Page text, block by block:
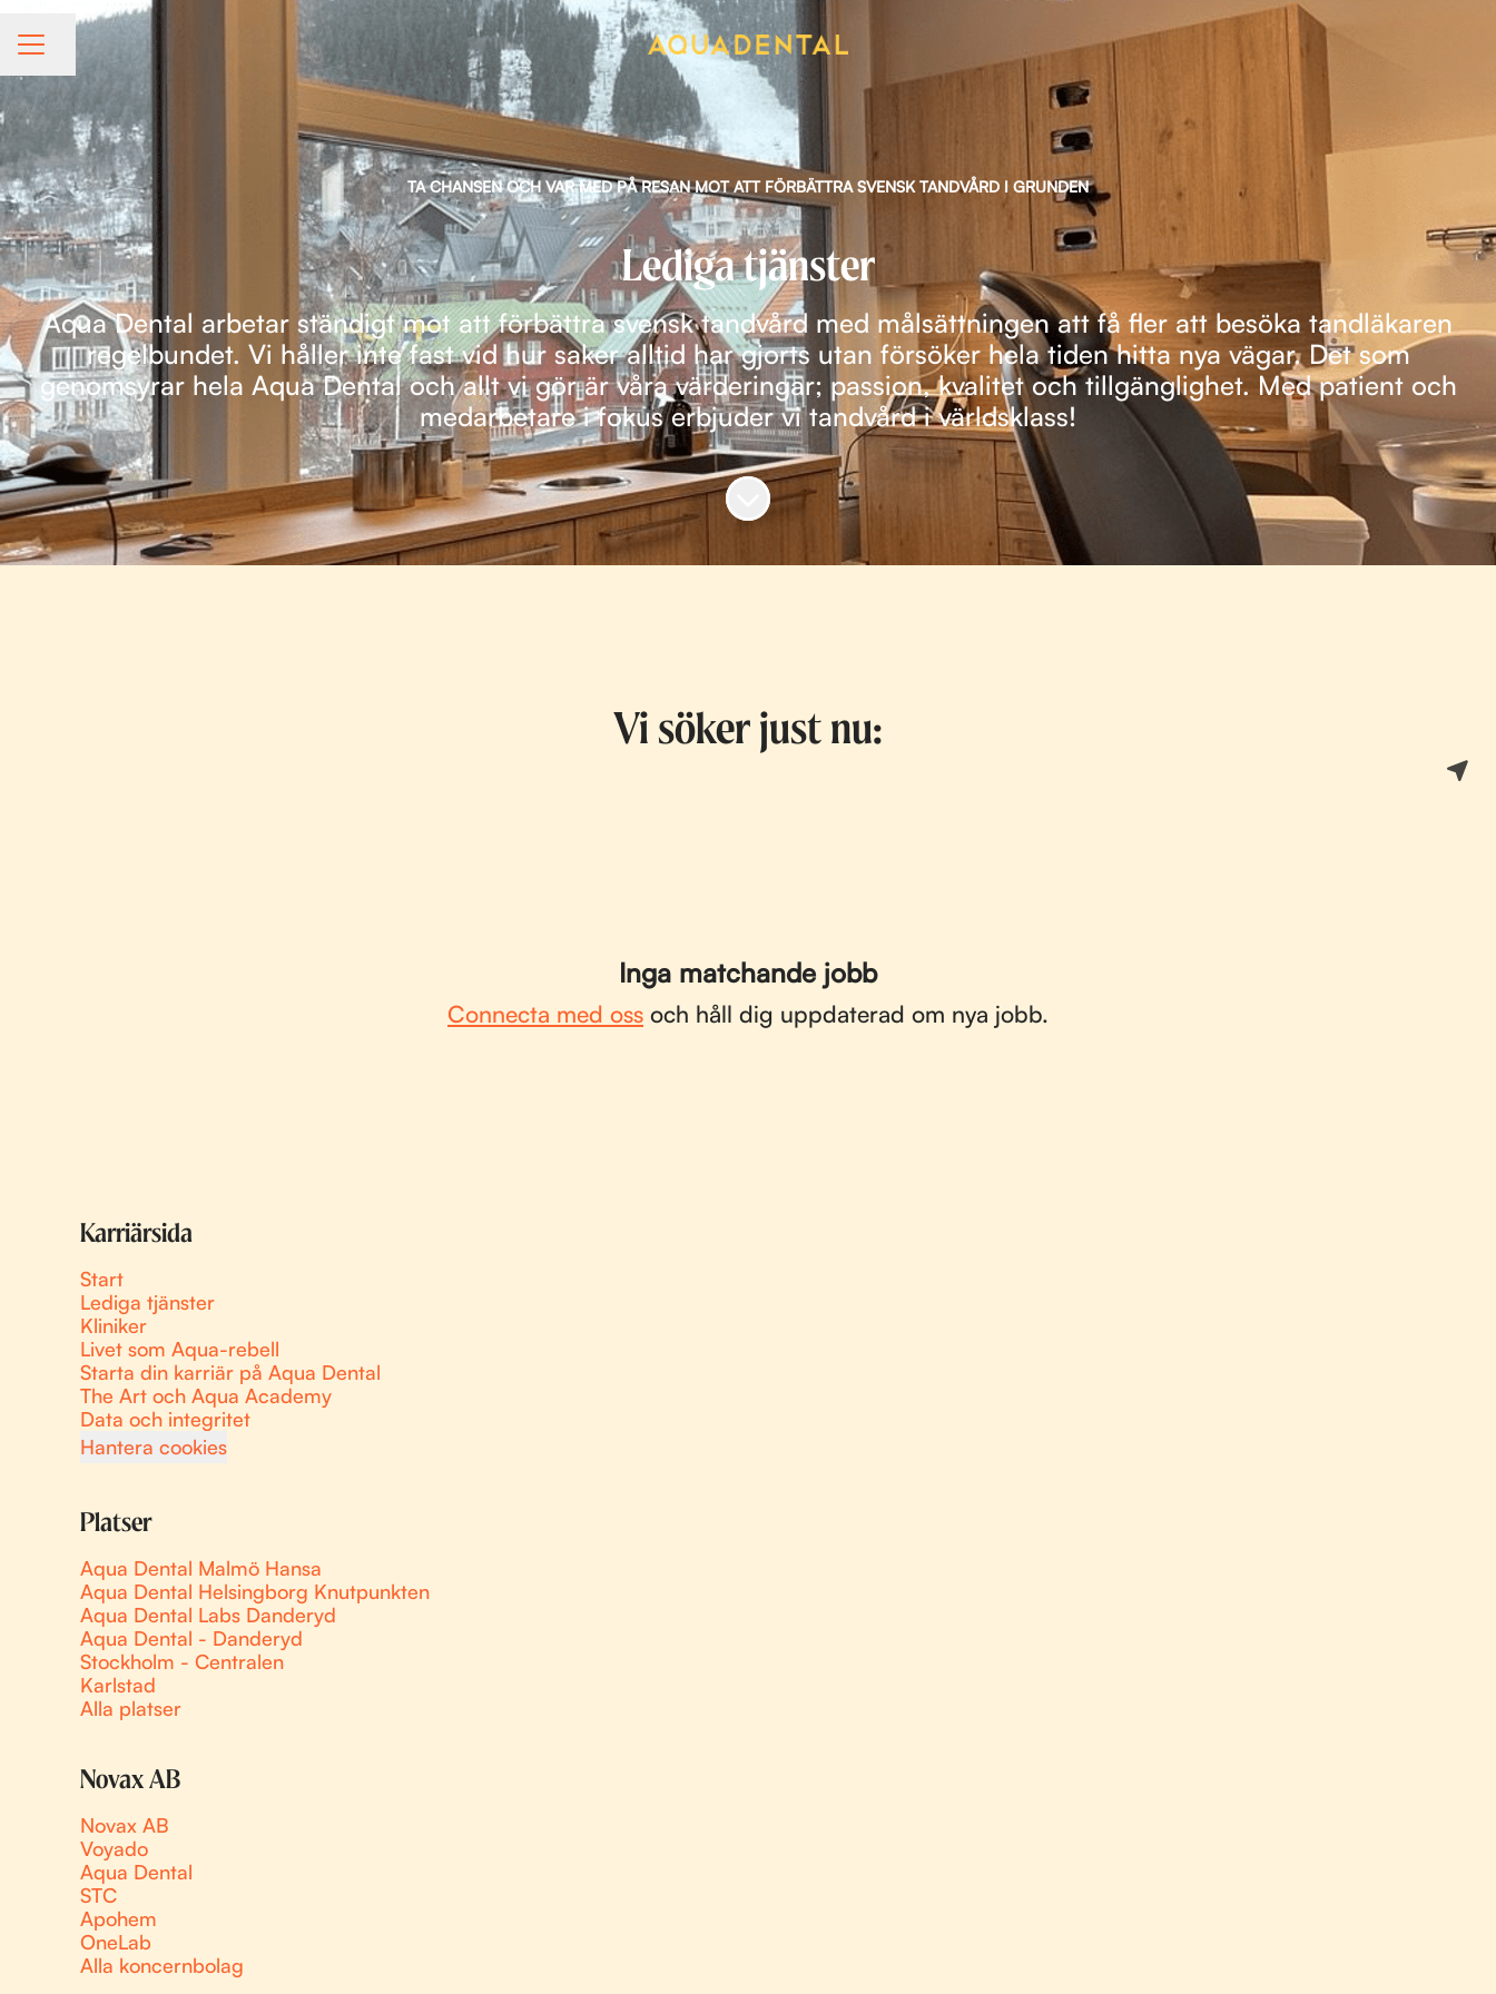
KARRIÄRMENY
Dela sidan
TA CHANSEN OCH VAR MED PÅ RESAN MOT ATT FÖRBÄTTRA SVENSK TANDVÅRD I GRUNDEN
Lediga tjänster
Aqua Dental arbetar ständigt mot att förbättra svensk tandvård med målsättningen att få fler att besöka tandläkaren
regelbundet. Vi håller inte fast vid hur saker alltid har gjorts utan försöker hela tiden hitta nya vägar. Det som
genomsyrar hela Aqua Dental och allt vi gör är våra värderingar; passion, kvalitet och tillgänglighet. Med patient och
medarbetare i fokus erbjuder vi tandvård i världsklass!
Skrolla för mer innehåll
Vi söker just nu:
Inga matchande jobb
Connecta med oss och håll dig uppdaterad om nya jobb.
Karriärsida
Start
Lediga tjänster
Kliniker
Livet som Aqua-rebell
Starta din karriär på Aqua Dental
The Art och Aqua Academy
Data och integritet
Hantera cookies
Platser
Aqua Dental Malmö Hansa
Aqua Dental Helsingborg Knutpunkten
Aqua Dental Labs Danderyd
Aqua Dental - Danderyd
Stockholm - Centralen
Karlstad
Alla platser
Novax AB
Novax AB
Voyado
Aqua Dental
STC
Apohem
OneLab
Alla koncernbolag